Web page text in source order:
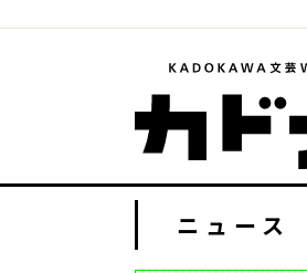
ニュース